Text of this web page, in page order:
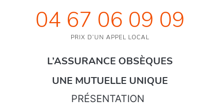
04 67 06 09 09
PRIX D’UN APPEL LOCAL
L’ASSURANCE OBSÈQUES
UNE MUTUELLE UNIQUE
PRÉSENTATION